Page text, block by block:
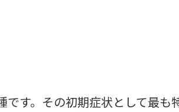
です。その初期症状として最も